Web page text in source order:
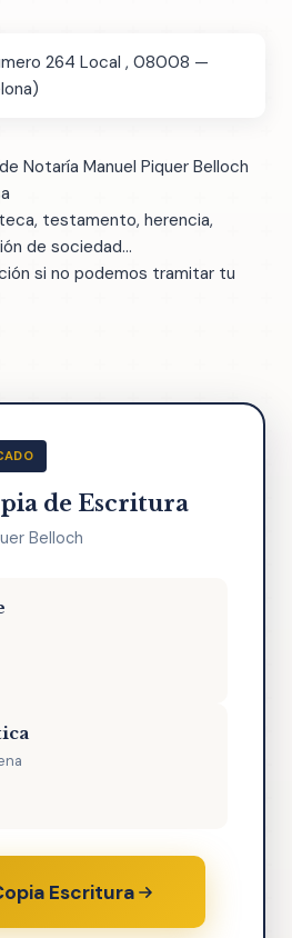
264 Local , 08008 —
Notaría Manuel Piquer Belloch
testamento, herencia,
de sociedad...
si no podemos tramitar tu
de Escritura
Belloch
Escritura